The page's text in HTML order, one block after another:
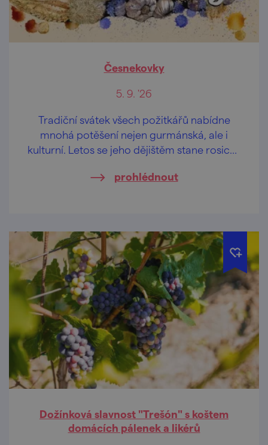
Česnekovky
5. 9. '26
Tradiční svátek všech požitkářů nabídne
mnohá potěšení nejen gurmánská, ale i
kulturní. Letos se jeho dějištěm stane rosický
prohlédnout
Dožínková slavnost "Trešón" s koštem
domácích pálenek a likérů